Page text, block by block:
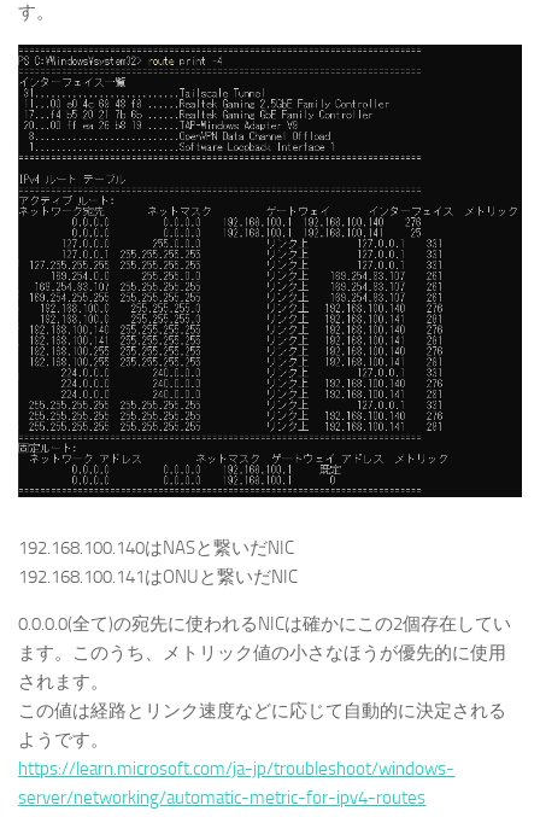
す。
192.168.100.140はNASと繋いだNIC
192.168.100.141はONUと繋いだNIC
0.0.0.0(全て)の宛先に使われるNICは確かにこの2個存在してい
ます。このうち、メトリック値の小さなほうが優先的に使用
されます。
この値は経路とリンク速度などに応じて自動的に決定される
ようです。
https://learn.microsoft.com/ja-jp/troubleshoot/windows-
server/networking/automatic-metric-for-ipv4-routes